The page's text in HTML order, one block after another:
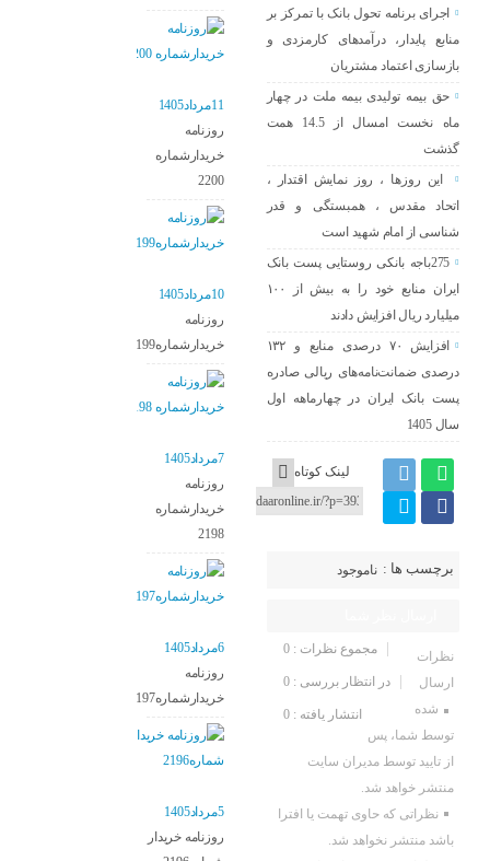
اجرای برنامه تحول بانک با تمرکز بر
منابع پایدار، درآمدهای کارمزدی و
بازسازی اعتماد مشتریان
حق بیمه تولیدی بیمه ملت در چهار
ماه نخست امسال از 14.5 همت
گذشت
این روزها ، روز نمایش اقتدار ،
اتحاد مقدس ، همبستگی و قدر
شناسی از امام شهید است
275باجه بانکی روستایی پست بانک
ایران منابع خود را به بیش از ۱۰۰
میلیارد ریال افزایش دادند
افزایش ۷۰ درصدی منابع و ۱۳۲
درصدی ضمانت‌نامه‌های ریالی صادره
پست بانک ایران در چهارماهه اول
سال 1405
لینک کوتاه
برچسب ها : ناموجود
مجموع نظرات : 0
در انتظار بررسی : 0
انتشار یافته : 0
نظرات
ارسال
شده
توسط شما، پس
از تایید توسط مدیران سایت
منتشر خواهد شد.
نظراتی که حاوی تهمت یا افترا
باشد منتشر نخواهد شد.
11مرداد1405
روزنامه
خریدارشماره
2200
10مرداد1405
روزنامه
خریدارشماره2199
7مرداد1405
روزنامه
خریدارشماره
2198
6مرداد1405
روزنامه
خریدارشماره2197
5مرداد1405
روزنامه خریدار